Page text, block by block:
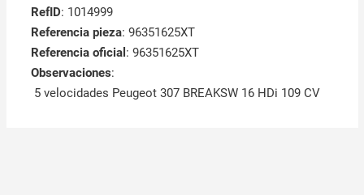
RefID: 1014999
Referencia pieza: 96351625XT
Referencia oficial : 96351625XT
Observaciones:
5 velocidades Peugeot 307 BREAKSW 16 HDi 109 CV